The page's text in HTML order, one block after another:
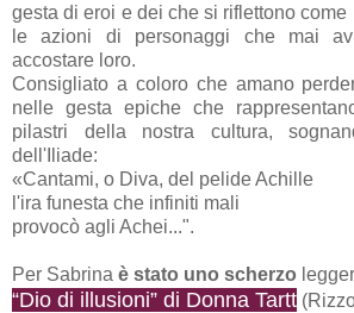
gesta di eroi e dei che si riflettono
le azioni di personaggi che mai
accostare loro.
Consigliato a coloro che amano
nelle gesta epiche che
pilastri della nostra cultura,
dell'Iliade:
«Cantami, o Diva, del pelide Achille
l'ira funesta che infiniti mali
provocò agli Achei...".
Per Sabrina è stato uno scherzo
“Dio di illusioni” di Donna Tartt